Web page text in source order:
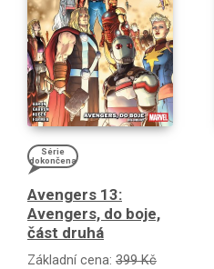
Série
dokončena
Avengers 13:
Avengers, do boje,
část druhá
Základní cena: 399 Kč